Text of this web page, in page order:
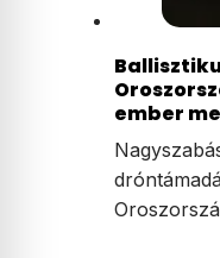
ember